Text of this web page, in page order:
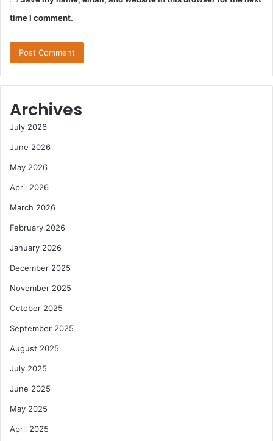
time I comment.
Archives
July 2026
June 2026
May 2026
April 2026
March 2026
February 2026
January 2026
December 2025
November 2025
October 2025
September 2025
August 2025
July 2025
June 2025
May 2025
April 2025